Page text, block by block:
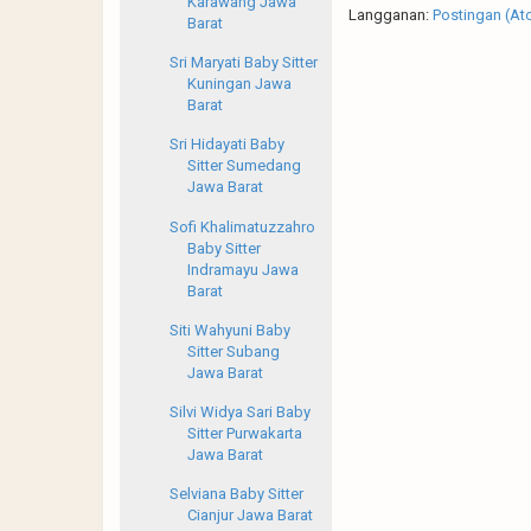
Langganan: Postingan
Barat
Sri Maryati Baby Sitter
Kuningan Jawa
Barat
Sri Hidayati Baby
Sitter Sumedang
Jawa Barat
Sofi Khalimatuzzahro
Baby Sitter
Indramayu Jawa
Barat
Siti Wahyuni Baby
Sitter Subang
Jawa Barat
Silvi Widya Sari Baby
Sitter Purwakarta
Jawa Barat
Selviana Baby Sitter
Cianjur Jawa Barat